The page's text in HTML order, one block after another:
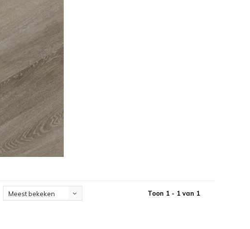
Meest bekeken Toon 1 - 1 van 1